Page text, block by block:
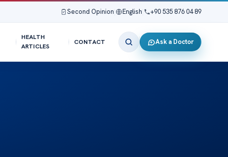
Second Opinion English +90 535 876 04 89
HEALTH
ARTICLES
CONTACT Ask a Doctor